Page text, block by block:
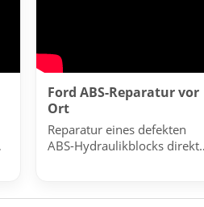
Ford ABS-Reparatur vor
Ort
Reparatur eines defekten
ABS-Hydraulikblocks direkt